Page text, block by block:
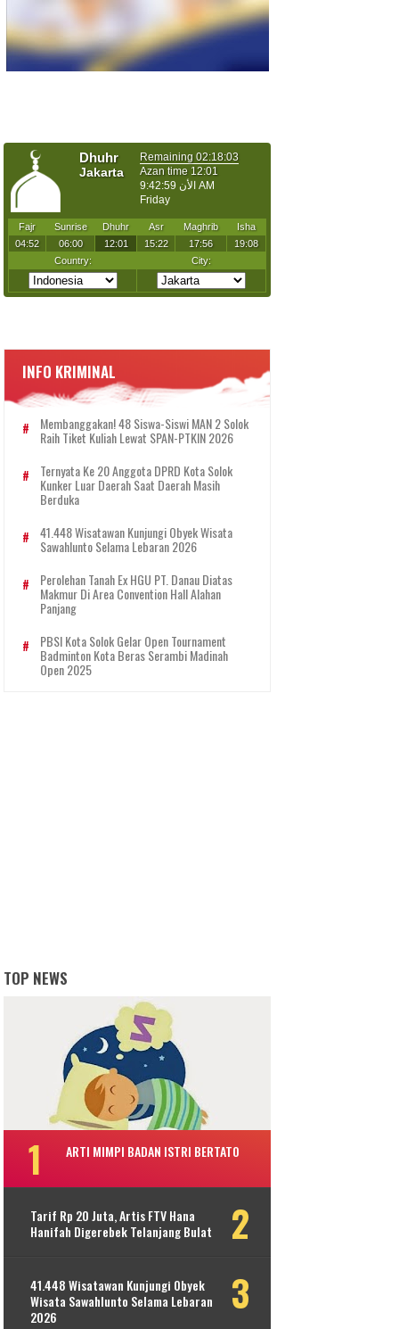
INFO KRIMINAL
Membanggakan! 48 Siswa-Siswi MAN 2 Solok
Raih Tiket Kuliah Lewat SPAN-PTKIN 2026
Ternyata Ke 20 Anggota DPRD Kota Solok
Kunker Luar Daerah Saat Daerah Masih
Berduka
41.448 Wisatawan Kunjungi Obyek Wisata
Sawahlunto Selama Lebaran 2026
Perolehan Tanah Ex HGU PT. Danau Diatas
Makmur Di Area Convention Hall Alahan
Panjang
PBSI Kota Solok Gelar Open Tournament
Badminton Kota Beras Serambi Madinah
Open 2025
TOP NEWS
ARTI MIMPI BADAN ISTRI BERTATO
Tarif Rp 20 Juta, Artis FTV Hana
Hanifah Digerebek Telanjang Bulat
41.448 Wisatawan Kunjungi Obyek
Wisata Sawahlunto Selama Lebaran
2026